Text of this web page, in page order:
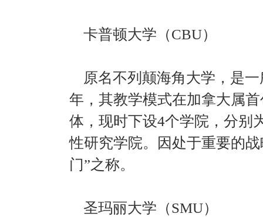
卡普顿大学（CBU）
原名不列颠海角大学，是一
年，其教学模式在加拿大属
体，现时下设4个学院，分别
性研究学院。因处于重要的
门”之称。
圣玛丽大学（SMU）